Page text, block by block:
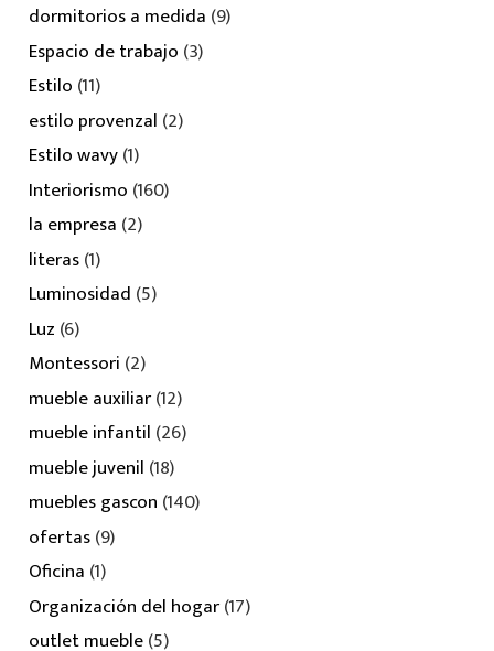
dormitorios a medida (9)
Espacio de trabajo (3)
Estilo (11)
estilo provenzal (2)
Estilo wavy(1)
Interiorismo (160)
la empresa (2)
literas(1)
Luminosidad (5)
Luz (6)
Montessori (2)
mueble auxiliar(12)
mueble infantil (26)
mueble juvenil (18)
muebles gascon (140)
ofertas(9)
Oficina (1)
Organización del hogar(17)
outlet mueble(5)